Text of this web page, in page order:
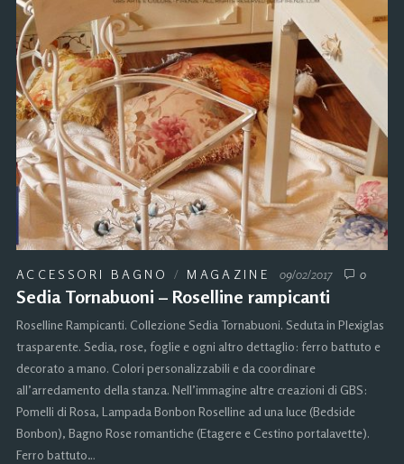
ACCESSORI BAGNO / MAGAZINE 09/02/2017 0
Sedia Tornabuoni – Roselline rampicanti
Roselline Rampicanti. Collezione Sedia Tornabuoni. Seduta in Plexiglas
trasparente. Sedia, rose, foglie e ogni altro dettaglio: ferro battuto e
decorato a mano. Colori personalizzabili e da coordinare
all’arredamento della stanza. Nell’immagine altre creazioni di GBS:
Pomelli di Rosa, Lampada Bonbon Roselline ad una luce (Bedside
Bonbon), Bagno Rose romantiche (Etagere e Cestino portalavette).
Ferro battuto…